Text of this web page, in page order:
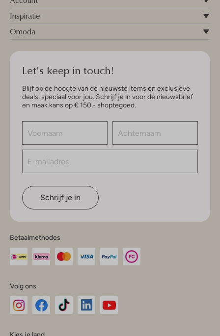
Inspiratie
Omoda
Let's keep in touch!
Blijf op de hoogte van de nieuwste items en exclusieve
deals, speciaal voor jou. Schrijf je in voor de nieuwsbrief
en maak kans op € 150,- shoptegoed.
Schrijf je in
Betaalmethodes
Volg ons